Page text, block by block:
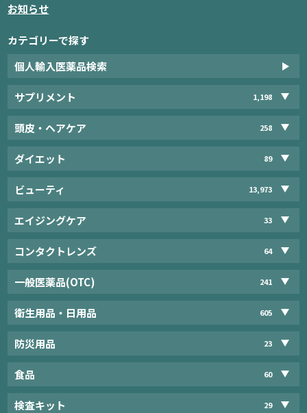
お知らせ
カテゴリーで探す
個人輸入医薬品検索
サプリメント 1,198
頭皮・ヘアケア 258
ダイエット 89
ビューティ 13,973
エイジングケア 33
コンタクトレンズ 64
一般医薬品(OTC) 241
衛生用品・日用品 605
防災用品 23
食品 60
検査キット 29